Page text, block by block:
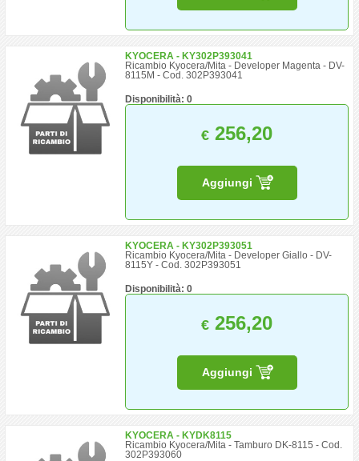
KYOCERA - KY302P393041
Ricambio Kyocera/Mita - Developer Magenta - DV-
8115M - Cod. 302P393041
Disponibilità: 0
€ 256,20
Aggiungi
KYOCERA - KY302P393051
Ricambio Kyocera/Mita - Developer Giallo - DV-
8115Y - Cod. 302P393051
Disponibilità: 0
€ 256,20
Aggiungi
KYOCERA - KYDK8115
Ricambio Kyocera/Mita - Tamburo DK-8115 - Cod.
302P393060